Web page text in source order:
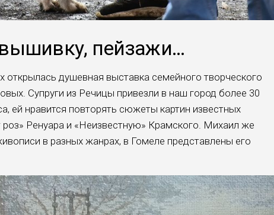
пейзажи…
открылась душевная выставка семейного творческого
Супруги из Речицы привезли в наш город более 30
ей нравится повторять сюжеты картин известных
Ренуара и «Неизвестную» Крамского. Михаил же
в разных жанрах, в Гомеле представлены его